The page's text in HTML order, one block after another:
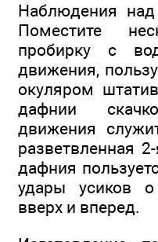
Наблюдения
Поместите
пробирку с
движения,
окуляром
дафнии
движения
разветвленная
дафния
удары усиков
вверх и вперед.